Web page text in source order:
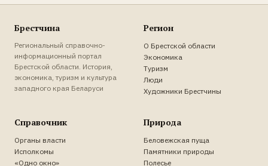
Брестчина
Региональный справочно-
информационный портал
Брестской области. История,
экономика, туризм и культура
западного края Беларуси
Регион
О Брестской области
Экономика
Туризм
Люди
Художники Брестчины
Справочник
Органы власти
Исполкомы
«Одно окно»
Природа
Беловежская пуща
Памятники природы
Полесье